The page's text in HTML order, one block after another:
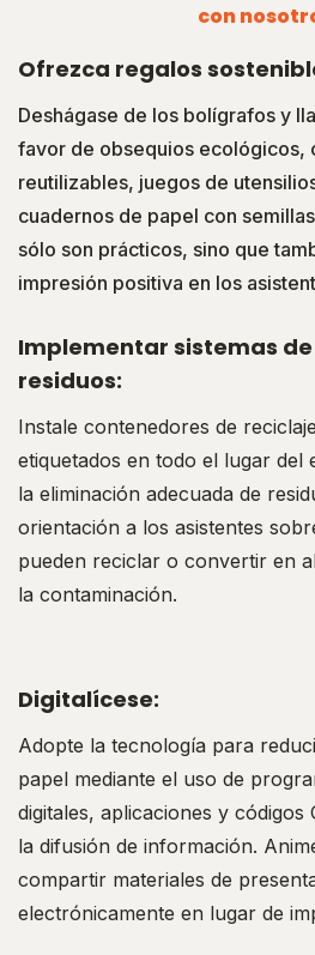
con
Ofrezca regalos
Deshágase de los bolígrafos y
favor de obsequios ecológicos,
reutilizables, juegos de
cuadernos de papel con
sólo son prácticos, sino que
impresión positiva en los
Implementar sistemas
residuos:
Instale contenedores de
etiquetados en todo el lugar
la eliminación adecuada de
orientación a los asistentes
pueden reciclar o convertir en
la contaminación.
Digitalícese:
Adopte la tecnología para
papel mediante el uso de
digitales, aplicaciones y códigos
la difusión de información.
compartir materiales de
electrónicamente en lugar de